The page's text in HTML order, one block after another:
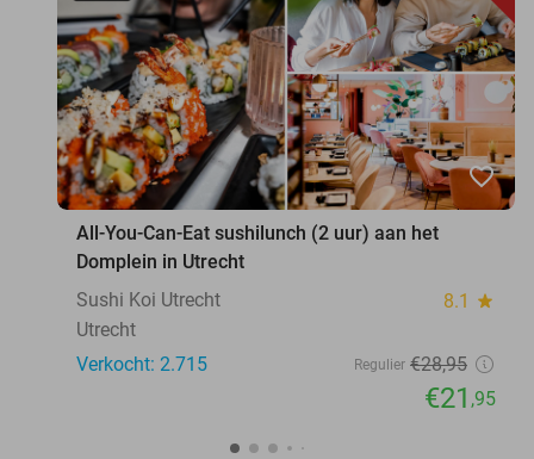
favorite_border
All-You-Can-Eat sushilunch (2 uur) aan het
Domplein in Utrecht
Sushi Koi Utrecht
8.1 star
Utrecht
Verkocht: 2.715
Regulier €28,95
€21 ,95